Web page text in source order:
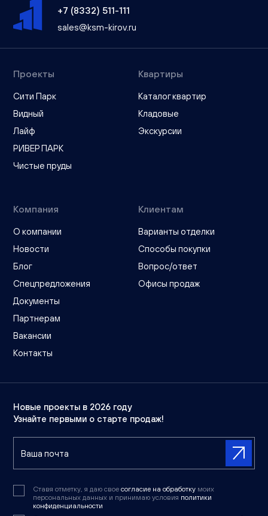
+7 (8332) 511-111
sales@ksm-kirov.ru
Проекты
Сити Парк
Видный
Лайф
РИВЕР ПАРК
Чистые пруды
Квартиры
Каталог квартир
Кладовые
Экскурсии
Компания
О компании
Новости
Блог
Спецпредложения
Документы
Партнерам
Вакансии
Контакты
Клиентам
Варианты отделки
Способы покупки
Вопрос/ответ
Офисы продаж
Новые проекты в 2026 году
Узнайте первыми о старте продаж!
Ставя отметку, я даю свое согласие на обработку моих
персональных данных и принимаю условия политики
конфиденциальности